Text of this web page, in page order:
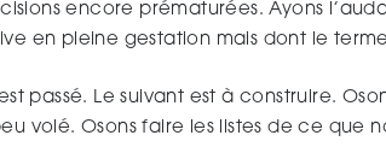
encore prématurées. Ayons
en pleine gestation mais dont le
passé. Le suivant est à construire.
volé. Osons faire les listes de ce que